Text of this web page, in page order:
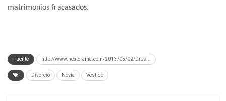
matrimonios fracasados.
Fuente http://www.neatorama.com/2013/05/02/Dres...
Divorcio Novia Vestido